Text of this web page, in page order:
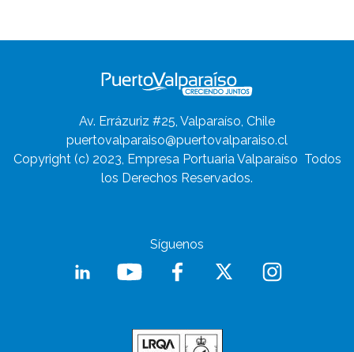
Av. Errázuriz #25, Valparaíso, Chile
puertovalparaiso@puertovalparaiso.cl
Copyright (c) 2023, Empresa Portuaria Valparaíso Todos
los Derechos Reservados.
Síguenos